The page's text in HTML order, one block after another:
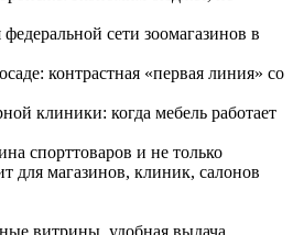
спорттоваров и не только
для магазинов, клиник, салонов
витрины, удобная выдача